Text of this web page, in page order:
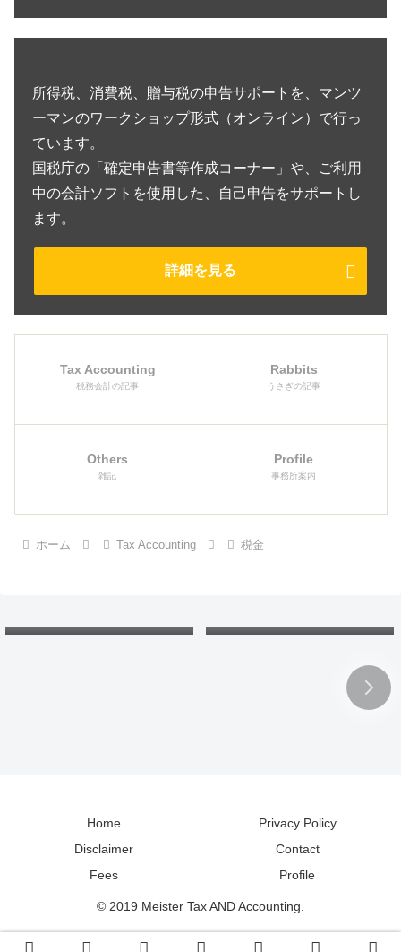
所得税、消費税、贈与税の申告サポートを、マンツ
ーマンのワークショップ形式（オンライン）で行っ
ています。
国税庁の「確定申告書等作成コーナー」や、ご利用
中の会計ソフトを使用した、自己申告をサポートし
ます。
詳細を見る
Tax Accounting
税務会計の記事
Rabbits
うさぎの記事
Others
雑記
Profile
事務所案内
ホーム Tax Accounting 税金
理と税務調整は？
ンで地理と読み方の勉強
Home
Privacy Policy
Disclaimer
Contact
Fees
Profile
© 2019 Meister Tax AND Accounting.